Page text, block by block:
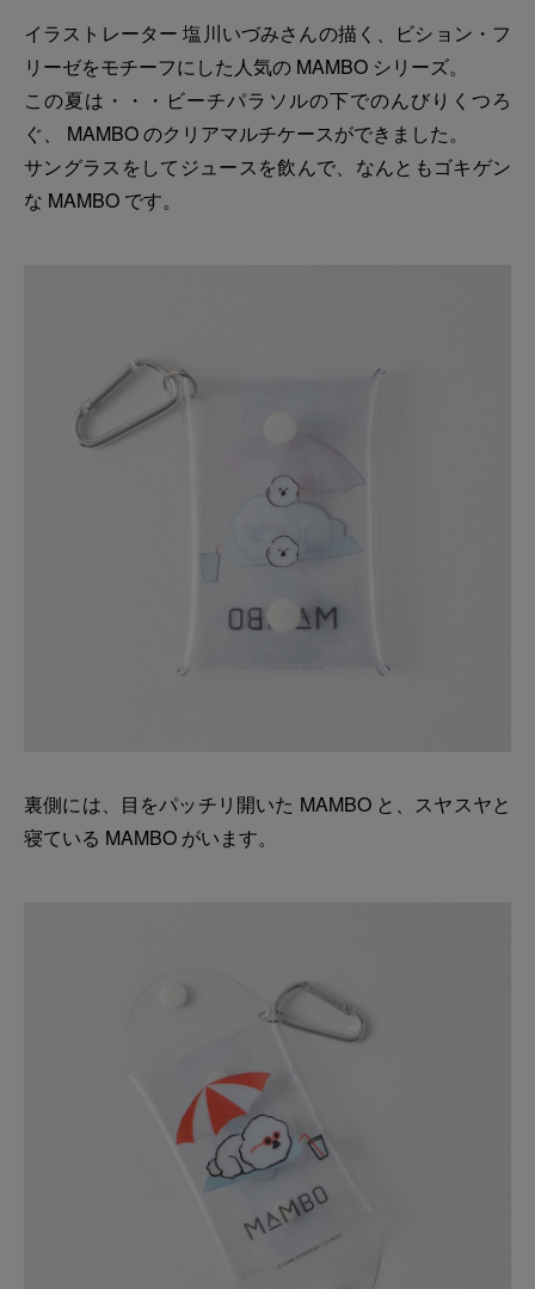
イラストレーター 塩川いづみさんの描く、ビション・フ
リーゼをモチーフにした人気の MAMBO シリーズ。
この夏は・・・ビーチパラソルの下でのんびりくつろ
ぐ、 MAMBO のクリアマルチケースができました。
サングラスをしてジュースを飲んで、なんともゴキゲン
な MAMBO です。
裏側には、目をパッチリ開いた MAMBO と、スヤスヤと
寝ている MAMBO がいます。